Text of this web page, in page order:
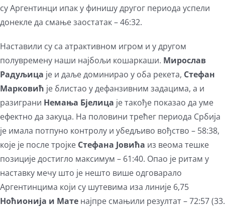
су Аргентинци ипак у финишу другог периода успели
донекле да смање заостатак – 46:32.
Наставили су са атрактивном игром и у другом
полувремену наши најбољи кошаркаши. Мирослав
Радуљица је и даље доминирао у оба рекета, Стефан
Марковић је блистао у дефанзивним задацима, а и
разиграни Немања Бјелица је такође показао да уме
ефектно да закуца. На половини трећег периода Србија
је имала потпуно контролу и убедљиво вођство – 58:38,
које је после тројке Стефана Јовића из веома тешке
позиције достигло максимум – 61:40. Опао је ритам у
наставку мечу што је нешто више одговарало
Аргентинцима који су шутевима иза линије 6,75
Ноћионија и Мате најпре смањили резултат – 72:57 (33.